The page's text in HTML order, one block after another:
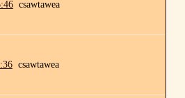
csawtawea
csawtawea